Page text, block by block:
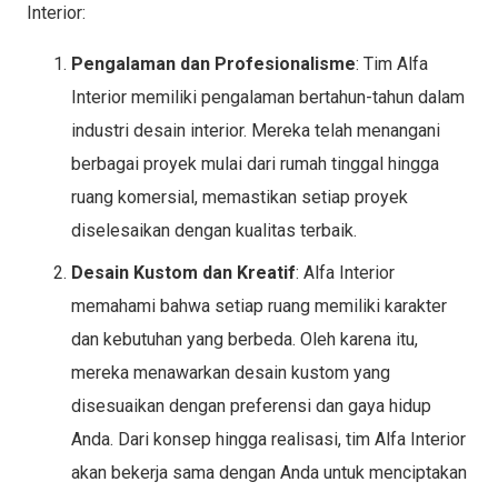
Interior:
Pengalaman dan Profesionalisme: Tim Alfa
Interior memiliki pengalaman bertahun-tahun dalam
industri desain interior. Mereka telah menangani
berbagai proyek mulai dari rumah tinggal hingga
ruang komersial, memastikan setiap proyek
diselesaikan dengan kualitas terbaik.
Desain Kustom dan Kreatif: Alfa Interior
memahami bahwa setiap ruang memiliki karakter
dan kebutuhan yang berbeda. Oleh karena itu,
mereka menawarkan desain kustom yang
disesuaikan dengan preferensi dan gaya hidup
Anda. Dari konsep hingga realisasi, tim Alfa Interior
akan bekerja sama dengan Anda untuk menciptakan